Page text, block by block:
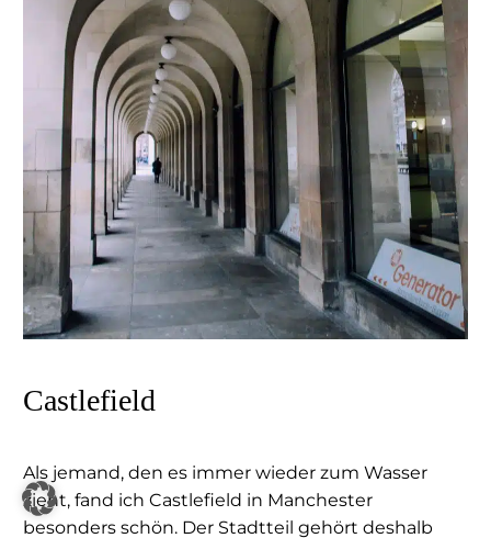
Castlefield
Als jemand, den es immer wieder zum Wasser
zieht, fand ich Castlefield in Manchester
besonders schön. Der Stadtteil gehört deshalb